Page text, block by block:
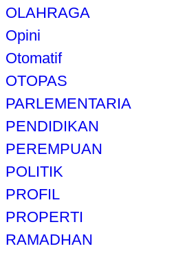
OLAHRAGA
Opini
Otomatif
OTOPAS
PARLEMENTARIA
PENDIDIKAN
PEREMPUAN
POLITIK
PROFIL
PROPERTI
RAMADHAN